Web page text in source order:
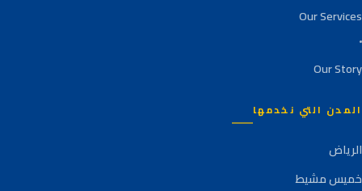
Our Services
Our Story
المدن التي نخدمها
الرياض
خميس مشيط